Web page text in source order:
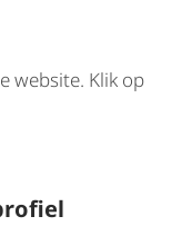
website. Klik op